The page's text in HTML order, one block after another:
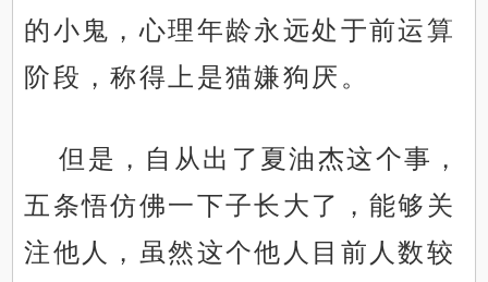
的小鬼，心理年龄永远处于前运算
阶段，称得上是猫嫌狗厌。
但是，自从出了夏油杰这个事，
五条悟仿佛一下子长大了，能够关
注他人，虽然这个他人目前人数较